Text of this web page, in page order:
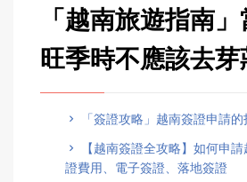
「越南旅遊指南
旺季時不應該去芽
「簽證攻略」越南簽證申請的
【越南簽證全攻略】如何申
證費用、電子簽證、落地簽證